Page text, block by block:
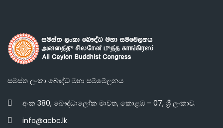
සමස්ත ලංකා බෞද්ධ මහා සම්මේලනය
අංක 380, බෞද්ධාලෝක මාවත, කොළඹ – 07, ශ්‍රී ලංකාව.
info@acbc.lk